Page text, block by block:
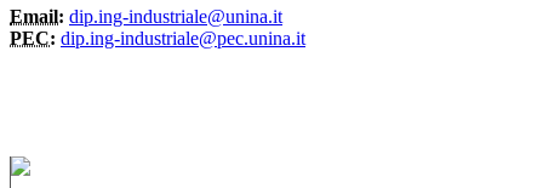
Email: dip.ing-industriale@unina.it
PEC: dip.ing-industriale@pec.unina.it